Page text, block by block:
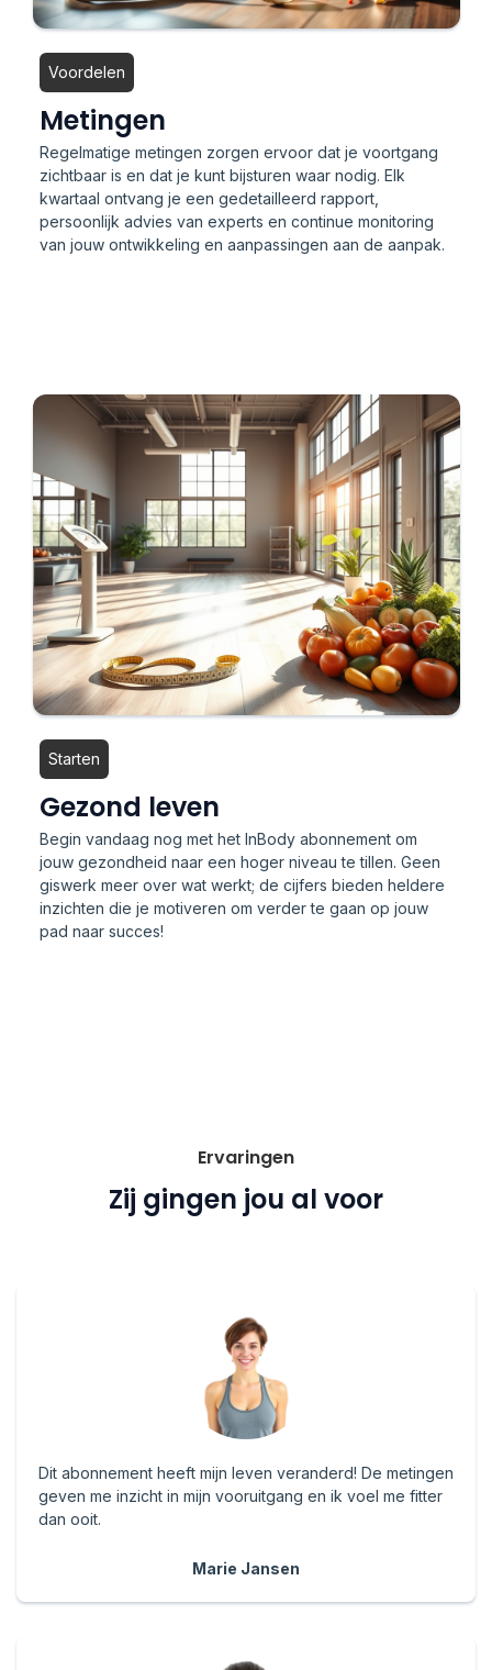
Voordelen
Metingen
Regelmatige metingen zorgen ervoor dat je voortgang
zichtbaar is en dat je kunt bijsturen waar nodig. Elk
kwartaal ontvang je een gedetailleerd rapport,
persoonlijk advies van experts en continue monitoring
van jouw ontwikkeling en aanpassingen aan de aanpak.
Starten
Gezond leven
Begin vandaag nog met het InBody abonnement om
jouw gezondheid naar een hoger niveau te tillen. Geen
giswerk meer over wat werkt; de cijfers bieden heldere
inzichten die je motiveren om verder te gaan op jouw
pad naar succes!
Ervaringen
Zij gingen jou al voor
Dit abonnement heeft mijn leven veranderd! De metingen
geven me inzicht in mijn vooruitgang en ik voel me fitter
dan ooit.
Marie Jansen